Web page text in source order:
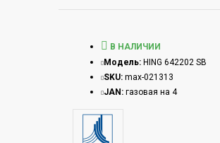
В НАЛИЧИИ
Модель: HING 642202 SB
SKU: max-021313
JAN: газовая на 4